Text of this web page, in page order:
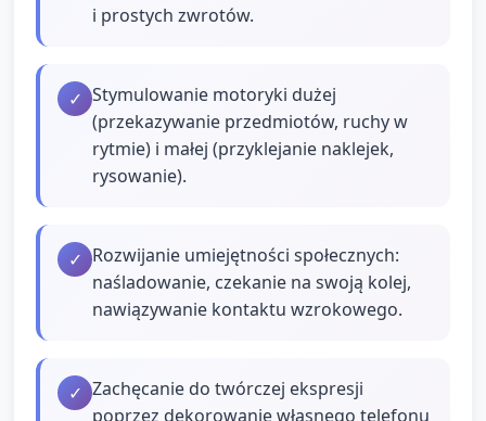
i prostych zwrotów.
✓ Stymulowanie motoryki dużej
(przekazywanie przedmiotów, ruchy w
rytmie) i małej (przyklejanie naklejek,
rysowanie).
✓ Rozwijanie umiejętności społecznych:
naśladowanie, czekanie na swoją kolej,
nawiązywanie kontaktu wzrokowego.
✓ Zachęcanie do twórczej ekspresji
poprzez dekorowanie własnego telefonu